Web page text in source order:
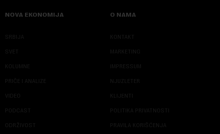
NOVA EKONOMIJA
SRBIJA
SVET
KOLUMNE
PRIČE I ANALIZE
VIDEO
PODCAST
ODRŽIVOST
O NAMA
KONTAKT
MARKETING
IMPRESSUM
NJUZLETER
KLIJENTI
POLITIKA PRIVATNOSTI
PRAVILA KORIŠĆENJA